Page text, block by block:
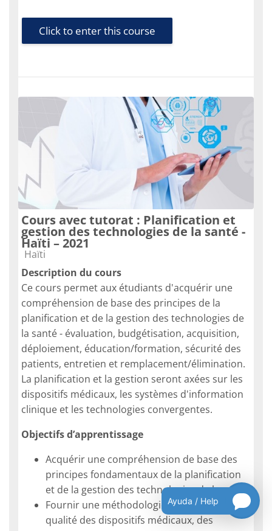
Click to enter this course
Cours avec tutorat : Planification et
gestion des technologies de la santé -
Haïti – 2021
Course category
Haïti
Description du cours
Ce cours permet aux étudiants d'acquérir une
compréhension de base des principes de la
planification et de la gestion des technologies de
la santé - évaluation, budgétisation, acquisition,
déploiement, éducation/formation, sécurité des
patients, entretien et remplacement/élimination.
La planification et la gestion seront axées sur les
dispositifs médicaux, les systèmes d'information
clinique et les technologies convergentes.
Objectifs d’apprentissage
Acquérir une compréhension de base des
principes fondamentaux de la planification
et de la gestion des technologies de la santé,
Fournir une méthodologie pour améliorer la
qualité des dispositifs médicaux, des
Ayuda / Help